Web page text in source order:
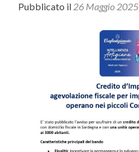
Pubblicato il 26 Maggio 2025